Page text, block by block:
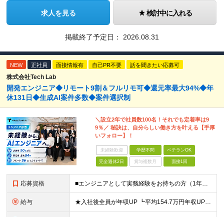
求人を見る 検討中に入れる
掲載終了予定日： 2026.08.31
NEW 正社員 面接情報有 自己PR不要 話を聞きたい応募可
株式会社Tech Lab
開発エンジニア◆リモート9割＆フルリモ可◆還元率最大94%◆年
休131日◆生成AI案件多数◆案件選択制
＼設立2年で社員数100名！それでも定着率は9
9％／ 秘訣は、自分らしい働き方を叶える【手厚
いフォロー】！
未経験歓迎 学歴不問 ベテランOK
完全週休2日 賞与複数月 面接1回
応募資格 ■エンジニアとして実務経験をお持ちの方（1年以上） ■学歴不問 ■既卒・第二新卒OK ☆Tech Labの事業内容、ビジョンに共感できる⽅はぜひご応募ください！ ☆意欲重視の採用です！ 「経歴に自信
給与 ★入社後全員が年収UP ┗平均154.7万円年収UP！ ┗最大380万円UPの実績も 月給35万円～100万円＋決算賞与＋各種手当 【 給与イメージ 】 ■経験1年以上…月給35万円～＋決算賞与